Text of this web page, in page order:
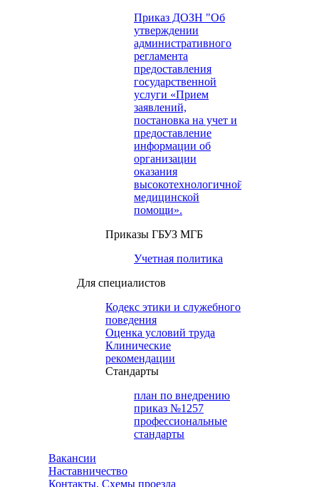
Приказ ДОЗН "Об
утверждении
административного
регламента
предоставления
государственной
услуги «Прием
заявлений,
постановка на учет и
предоставление
информации об
организации
оказания
высокотехнологичной
медицинской
помощи».
Приказы ГБУЗ МГБ
Учетная политика
Для специалистов
Кодекс этики и служебного
поведения
Оценка условий труда
Клинические
рекомендации
Cтандарты
план по внедрению
приказ №1257
профессиональные
стандарты
Вакансии
Наставничество
Контакты. Схемы проезда